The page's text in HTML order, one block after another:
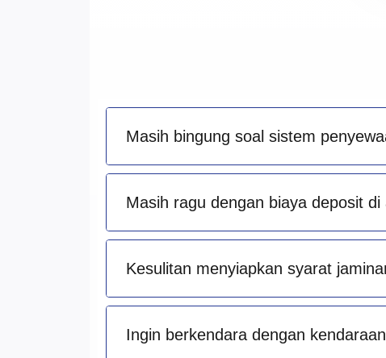
Masih bingung soal sistem
Masih ragu dengan biaya deposit
Kesulitan menyiapkan syarat
Ingin berkendara dengan